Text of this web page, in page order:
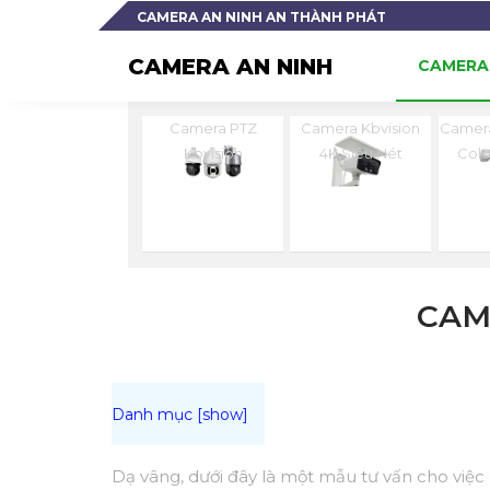
CAMERA AN NINH AN THÀNH PHÁT
CAMERA AN NINH
Camera PTZ
Kbvision
Camera Kbvision
4K Siêu Nét
Dạ vâng, dưới đây là một mẫu tư vấn cho